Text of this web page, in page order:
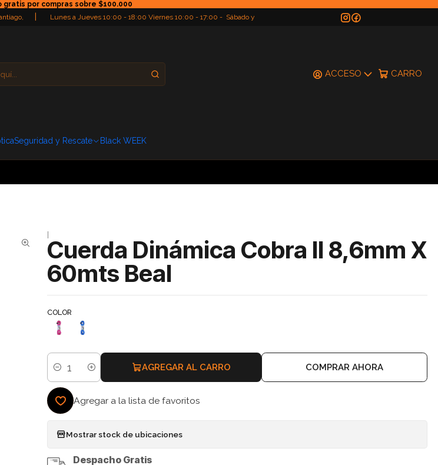
gratis por compras sobre $100.000
Lunes a Jueves 10:00 - 18:00 Viernes 10:00 - 17:00 - Sábado y
ACCESO CARRO
Seguridad y Rescate Black WEEK
|
Cuerda Dinámica Cobra II 8,6mm X
60mts Beal
COLOR
Cantidad
AGREGAR AL CARRO COMPRAR AHORA
Agregar a la lista de favoritos
Mostrar stock de ubicaciones
Despacho Gratis